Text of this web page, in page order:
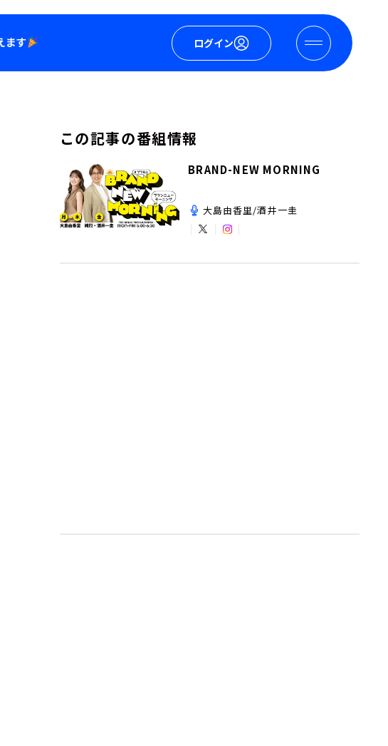
ログイン
この記事の番組情報
BRAND-NEW MORNING
大島由香里/酒井一圭